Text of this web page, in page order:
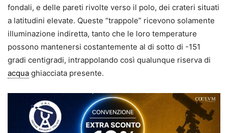
fondali, e delle pareti rivolte verso il polo, dei crateri situati
a latitudini elevate. Queste “trappole” ricevono solamente
illuminazione indiretta, tanto che le loro temperature
possono mantenersi costantemente al di sotto di -151
gradi centigradi, intrappolando così qualunque riserva di
acqua ghiacciata presente.